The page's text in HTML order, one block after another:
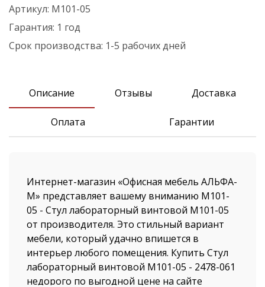
Артикул: М101-05
Гарантия: 1 год
Срок производства: 1-5 рабочих дней
Описание Отзывы Доставка
Оплата Гарантии
Интернет-магазин «Офисная мебель АЛЬФА-
М» представляет вашему вниманию М101-
05 - Стул лабораторный винтовой М101-05
от производителя. Это стильный вариант
мебели, который удачно впишется в
интерьер любого помещения. Купить Стул
лабораторный винтовой М101-05 - 2478-061
недорого по выгодной цене на сайте